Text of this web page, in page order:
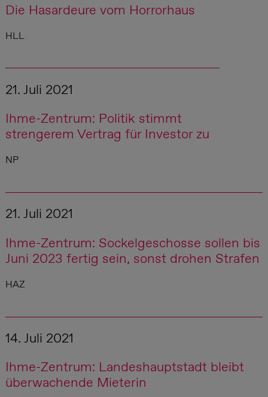
Die Hasardeure vom Horrorhaus
HLL
21. Juli 2021
Ihme-Zentrum: Politik stimmt
strengerem Vertrag für Investor zu
NP
21. Juli 2021
Ihme-Zentrum: Sockelgeschosse sollen bis
Juni 2023 fertig sein, sonst drohen Strafen
HAZ
14. Juli 2021
Ihme-Zentrum: Landeshauptstadt bleibt
überwachende Mieterin